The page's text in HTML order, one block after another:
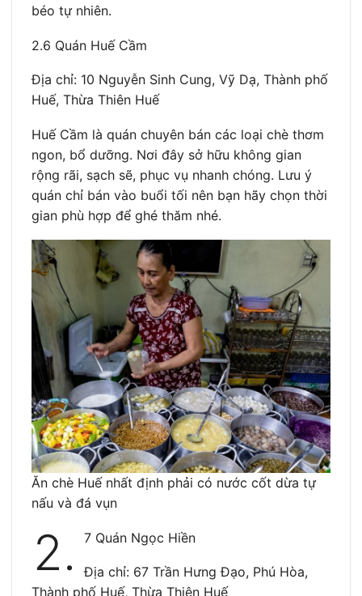
béo tự nhiên.
2.6 Quán Huế Cầm
Địa chỉ: 10 Nguyễn Sinh Cung, Vỹ Dạ, Thành phố
Huế, Thừa Thiên Huế
Huế Cầm là quán chuyên bán các loại chè thơm
ngon, bổ dưỡng. Nơi đây sở hữu không gian
rộng rãi, sạch sẽ, phục vụ nhanh chóng. Lưu ý
quán chỉ bán vào buổi tối nên bạn hãy chọn thời
gian phù hợp để ghé thăm nhé.
Ăn chè Huế nhất định phải có nước cốt dừa tự
nấu và đá vụn
2. 7 Quán Ngọc Hiền
Địa chỉ: 67 Trần Hưng Đạo, Phú Hòa,
Thành phố Huế, Thừa Thiên Huế